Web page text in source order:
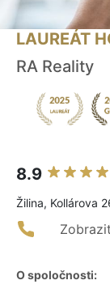
LAUREÁT
RA Reality
8.9
Žilina, Kollárova
O spoločnosti: